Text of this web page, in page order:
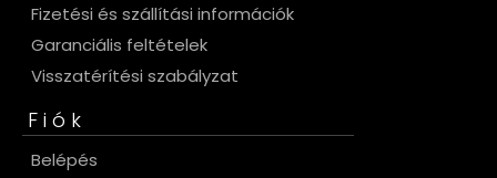
Fizetési és szállítási információk
Garanciális feltételek
Visszatérítési szabályzat
Fiók
Belépés